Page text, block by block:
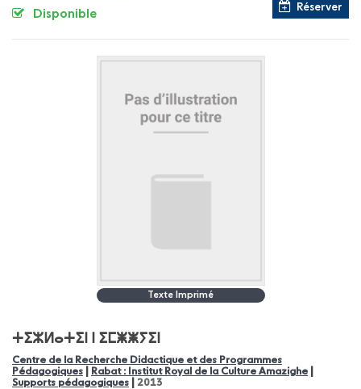
Réserver
Disponible
Texte Imprimé
ⵜⵉⵣⵍⴰⵜⵉⵏ ⵏ ⵉⵎⵥⵥⵢⵉⵏ
Centre de la Recherche Didactique et des Programmes
Pédagogiques
Rabat : Institut Royal de la Culture Amazighe
Supports pédagogiques 2013